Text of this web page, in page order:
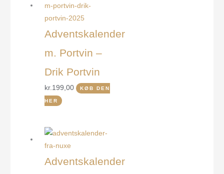
Adventskalender
m. Portvin –
Drik Portvin
kr.199,00 KØB DEN
HER
Adventskalender